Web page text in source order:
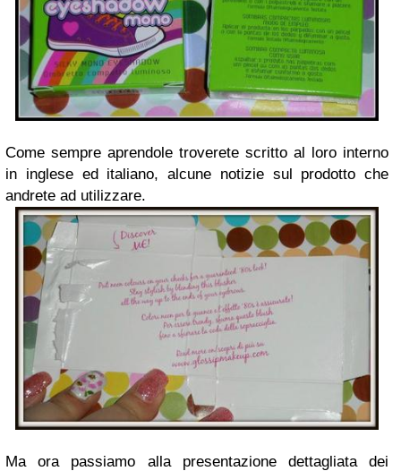
Come sempre aprendole troverete scritto al loro interno
in inglese ed italiano, alcune notizie sul prodotto che
andrete ad utilizzare.
Ma ora passiamo alla presentazione dettagliata dei